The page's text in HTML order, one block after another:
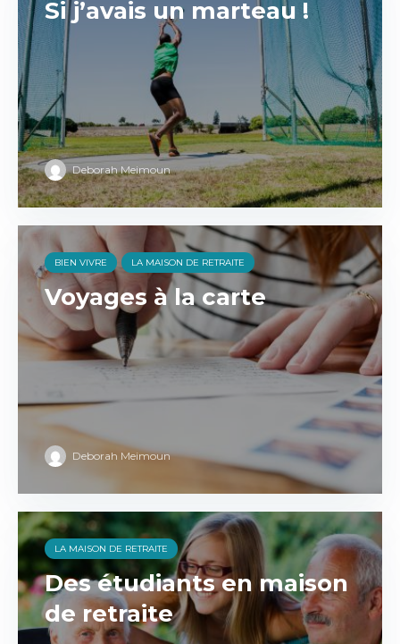
Si j’avais un marteau !
Deborah Meimoun
BIEN VIVRE LA MAISON DE RETRAITE
Voyages à la carte
Deborah Meimoun
LA MAISON DE RETRAITE
Des étudiants en maison
de retraite